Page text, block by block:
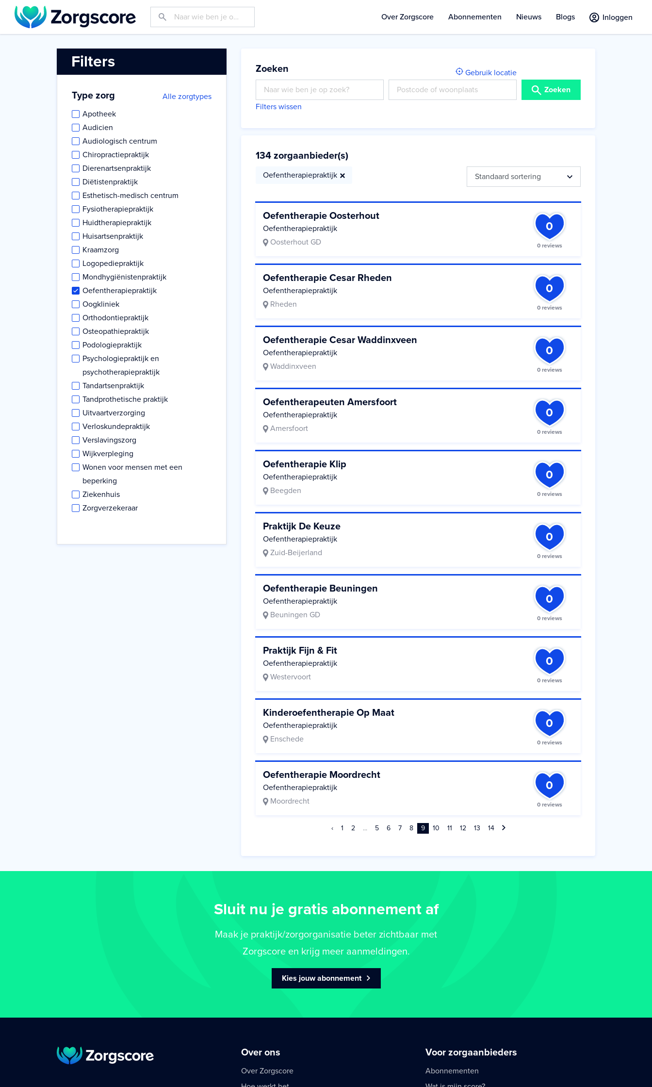
Over Zorgscore Abonnementen Nieuws Blogs Inloggen
Filters
Type zorg
Alle zorgtypes
Apotheek
Audicien
Audiologisch centrum
Chiropractiepraktijk
Dierenartsenpraktijk
Diëtistenpraktijk
Esthetisch-medisch centrum
Fysiotherapiepraktijk
Huidtherapiepraktijk
Huisartsenpraktijk
Kraamzorg
Logopediepraktijk
Mondhygiënistenpraktijk
Oefentherapiepraktijk
Oogkliniek
Orthodontiepraktijk
Osteopathiepraktijk
Podologiepraktijk
Psychologiepraktijk en
psychotherapiepraktijk
Tandartsenpraktijk
Tandprothetische praktijk
Uitvaartverzorging
Verloskundepraktijk
Verslavingszorg
Wijkverpleging
Wonen voor mensen met een
beperking
Ziekenhuis
Zorgverzekeraar
Zoeken
Gebruik locatie
Zoeken
Filters wissen
134 zorgaanbieder(s)
Oefentherapiepraktijk
Oefentherapie Oosterhout
Oefentherapiepraktijk
Oosterhout GD
0
0 reviews
Oefentherapie Cesar Rheden
Oefentherapiepraktijk
Rheden
0
0 reviews
Oefentherapie Cesar Waddinxveen
Oefentherapiepraktijk
Waddinxveen
0
0 reviews
Oefentherapeuten Amersfoort
Oefentherapiepraktijk
Amersfoort
0
0 reviews
Oefentherapie Klip
Oefentherapiepraktijk
Beegden
0
0 reviews
Praktijk De Keuze
Oefentherapiepraktijk
Zuid-Beijerland
0
0 reviews
Oefentherapie Beuningen
Oefentherapiepraktijk
Beuningen GD
0
0 reviews
Praktijk Fijn & Fit
Oefentherapiepraktijk
Westervoort
0
0 reviews
Kinderoefentherapie Op Maat
Oefentherapiepraktijk
Enschede
0
0 reviews
Oefentherapie Moordrecht
Oefentherapiepraktijk
Moordrecht
0
0 reviews
‹ 1 2 ... 5 6 7 8 9 10 11 12 13 14
Sluit nu je gratis abonnement af
Maak je praktijk/zorgorganisatie beter zichtbaar met
Zorgscore en krijg meer aanmeldingen.
Kies jouw abonnement
Over ons
Over Zorgscore
Voor zorgaanbieders
Abonnementen